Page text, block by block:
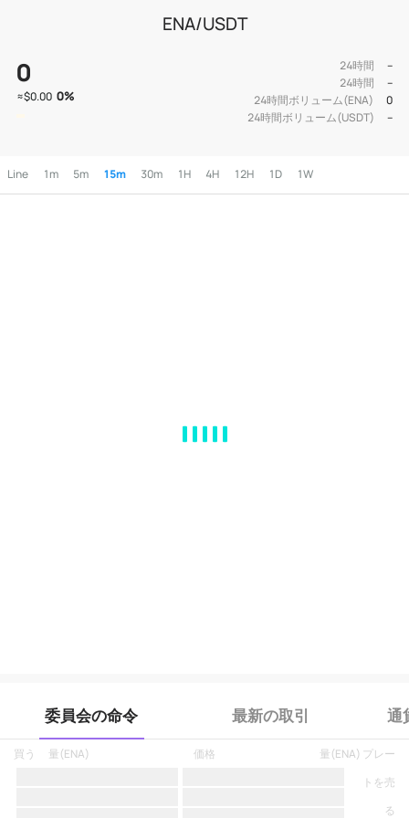
ENA/USDT
0
≈$0.00 0%
24時間
--
24時間
--
24時間ボリューム(ENA)
0
24時間ボリューム(USDT)
--
Line 1m 5m 15m 30m 1H 4H 12H 1D 1W
委員会の命令 最新の取引 通
買う 量(ENA) 価格
プレー
トを売
る
量(ENA)